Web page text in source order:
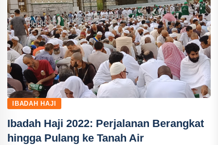
IBADAH HAJI
Ibadah Haji 2022: Perjalanan Berangkat
hingga Pulang ke Tanah Air